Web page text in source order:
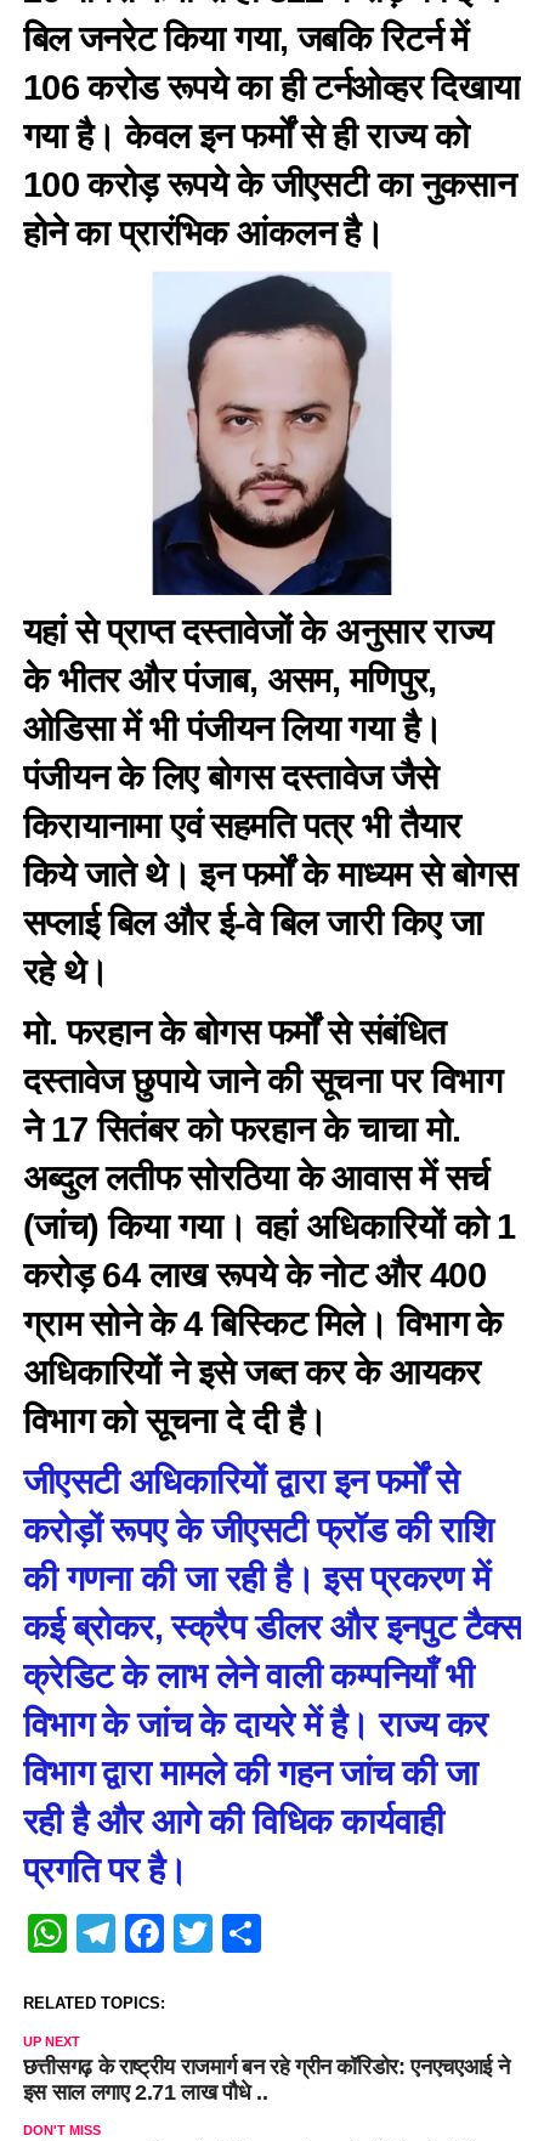
बिल जनरेट किया गया, जबकि रिटर्न में
106 करोड रूपये का ही टर्नओव्हर दिखाया
गया है। केवल इन फर्मों से ही राज्य को
100 करोड़ रूपये के जीएसटी का नुकसान
होने का प्रारंभिक आंकलन है।
यहां से प्राप्त दस्तावेजों के अनुसार राज्य
के भीतर और पंजाब, असम, मणिपुर,
ओडिसा में भी पंजीयन लिया गया है।
पंजीयन के लिए बोगस दस्तावेज जैसे
किरायानामा एवं सहमति पत्र भी तैयार
किये जाते थे। इन फर्मों के माध्यम से बोगस
सप्लाई बिल और ई-वे बिल जारी किए जा
रहे थे।
मो. फरहान के बोगस फर्मों से संबंधित
दस्तावेज छुपाये जाने की सूचना पर विभाग
ने 17 सितंबर को फरहान के चाचा मो.
अब्दुल लतीफ सोरठिया के आवास में सर्च
(जांच) किया गया। वहां अधिकारियों को 1
करोड़ 64 लाख रूपये के नोट और 400
ग्राम सोने के 4 बिस्किट मिले। विभाग के
अधिकारियों ने इसे जब्त कर के आयकर
विभाग को सूचना दे दी है।
जीएसटी अधिकारियों द्वारा इन फर्मों से
करोड़ों रूपए के जीएसटी फ्रॉड की राशि
की गणना की जा रही है। इस प्रकरण में
कई ब्रोकर, स्क्रैप डीलर और इनपुट टैक्स
क्रेडिट के लाभ लेने वाली कम्पनियाँ भी
विभाग के जांच के दायरे में है। राज्य कर
विभाग द्वारा मामले की गहन जांच की जा
रही है और आगे की विधिक कार्यवाही
प्रगति पर है।
WhatsApp
Telegram
Facebook
Twitter
Share
RELATED TOPICS:
UP NEXT
छत्तीसगढ़ के राष्ट्रीय राजमार्ग बन रहे ग्रीन कॉरिडोर: एनएचएआई ने
इस साल लगाए 2.71 लाख पौधे ..
DON'T MISS